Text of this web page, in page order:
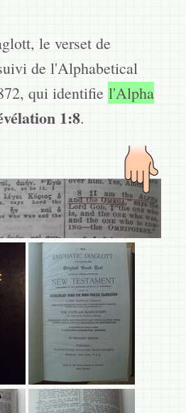
le verset de
de l'Alphabetical
qui identifie l'Alpha
1:8.